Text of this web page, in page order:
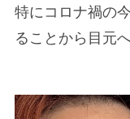
特にコロナ禍の
ることから目元